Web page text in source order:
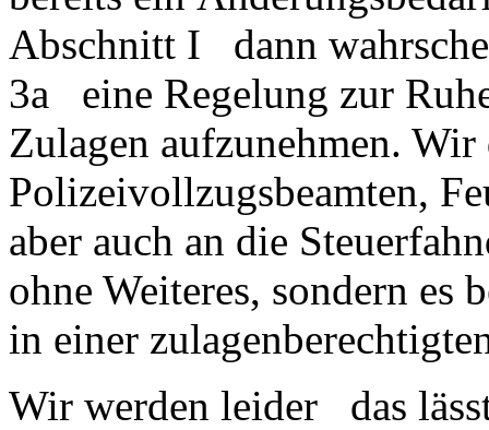
Abschnitt I dann
3a eine Regelung zur
Zulagen aufzunehmen. Wir
Polizeivollzugsbeamten,
aber auch an die
ohne Weiteres, sondern es
in einer
Wir werden leider das